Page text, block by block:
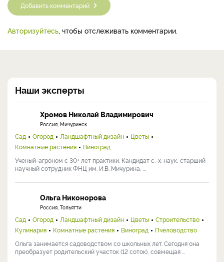
Добавить комментарий
Авторизуйтесь, чтобы отслеживать комментарии.
Наши эксперты
Хромов Николай Владимирович
Россия, Мичуринск
Сад Огород Ландшафтный дизайн
Цветы
Комнатные растения
Виноград
Ученый-агроном с 30+ лет практики. Кандидат с.-х. наук, старший
научный сотрудник ФНЦ им. И.В. Мичурина, ...
Ольга Никонорова
Россия, Тольятти
Сад Огород Ландшафтный дизайн Цветы
Строительство
Кулинария
Комнатные растения Виноград
Пчеловодство
Ольга занимается садоводством со школьных лет. Сегодня она
преобразует родительский участок (12 соток), совмещая ...